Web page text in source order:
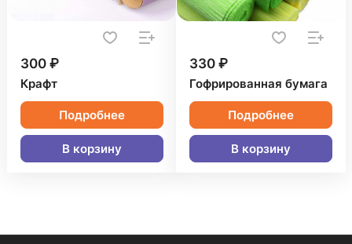
300 ₽
Крафт
Подробнее
В корзину
330 ₽
Гофрированная бумага
Подробнее
В корзину